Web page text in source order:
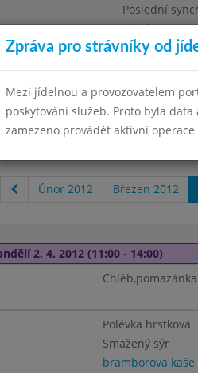
Poslední
Pátek
škola, Deblín, okres Brno-
Kontakty a informace
Únor 2012 Březen 2012
2. 4. 2012 (11:00 - 14:00)
Polévka hrstková
Smažený sýr
bramborová kaše
Zpráva pro strávníky od
Mezi jídelnou a provozovatelem
poskytování služeb. Proto byla
zamezeno provádět aktivní